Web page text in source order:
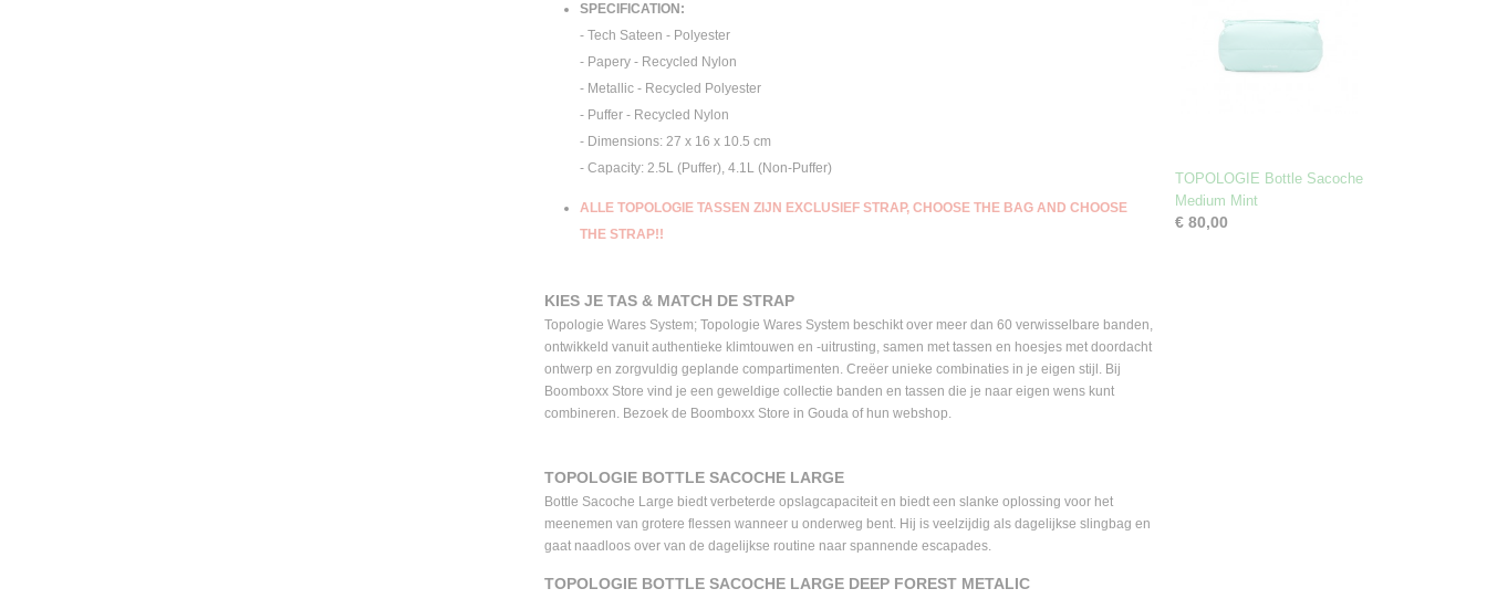
SPECIFICATION:
- Tech Sateen - Polyester
- Papery - Recycled Nylon
- Metallic - Recycled Polyester
- Puffer - Recycled Nylon
- Dimensions: 27 x 16 x 10.5 cm
- Capacity: 2.5L (Puffer), 4.1L (Non-Puffer)
ALLE TOPOLOGIE TASSEN ZIJN EXCLUSIEF STRAP, CHOOSE THE BAG AND CHOOSE
THE STRAP!!
KIES JE TAS & MATCH DE STRAP
Topologie Wares System; Topologie Wares System beschikt over meer dan 60 verwisselbare banden,
ontwikkeld vanuit authentieke klimtouwen en -uitrusting, samen met tassen en hoesjes met doordacht
ontwerp en zorgvuldig geplande compartimenten. Creëer unieke combinaties in je eigen stijl. Bij
Boomboxx Store vind je een geweldige collectie banden en tassen die je naar eigen wens kunt
combineren. Bezoek de Boomboxx Store in Gouda of hun webshop.
TOPOLOGIE BOTTLE SACOCHE LARGE
Bottle Sacoche Large biedt verbeterde opslagcapaciteit en biedt een slanke oplossing voor het
meenemen van grotere flessen wanneer u onderweg bent. Hij is veelzijdig als dagelijkse slingbag en
gaat naadloos over van de dagelijkse routine naar spannende escapades.
TOPOLOGIE BOTTLE SACOCHE LARGE DEEP FOREST METALIC
TOPOLOGIE Bottle Sacoche
Medium Mint
€ 80,00